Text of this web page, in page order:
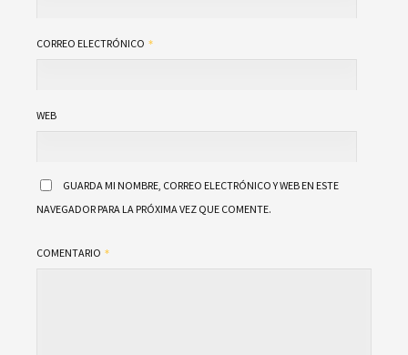
CORREO ELECTRÓNICO
WEB
GUARDA MI NOMBRE, CORREO ELECTRÓNICO Y WEB EN ESTE
NAVEGADOR PARA LA PRÓXIMA VEZ QUE COMENTE.
COMENTARIO